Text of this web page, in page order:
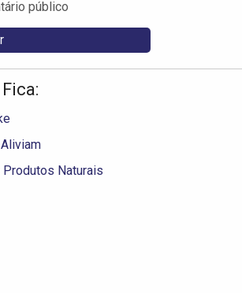
público
Naturais